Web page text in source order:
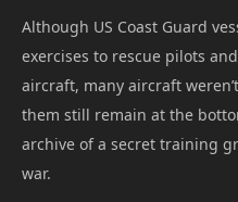
Although US Coast Guard
exercises to rescue pilots
aircraft, many aircraft
them still remain at the
archive of a secret training
war.